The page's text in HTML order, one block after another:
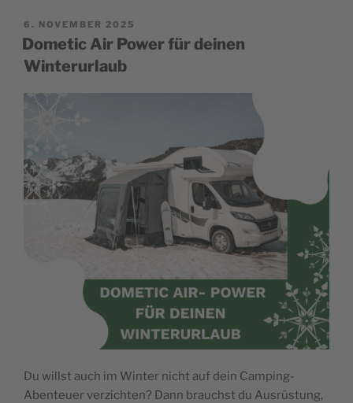
POSTED
ON
6. NOVEMBER 2025
Dometic Air Power für deinen
Winterurlaub
Du willst auch im Winter nicht auf dein Camping-
Abenteuer verzichten? Dann brauchst du Ausrüstung,